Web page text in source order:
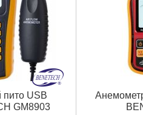
пито USB
GM8903